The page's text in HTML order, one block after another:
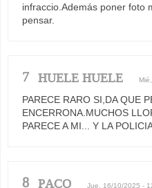
infraccio.Además poner foto
pensar.
7 HUELE HUELE
PARECE RARO SI,DA QUE
ENCERRONA.MUCHOS
PARECE A MI... Y LA
8 PACO Jue, 16/10/2025 -